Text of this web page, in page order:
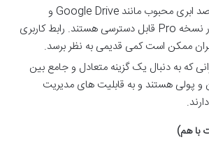
برخی مقاصد ابری محبوب مانند Google Drive و
OneDrive تنها در نسخه Pro قابل دسترسی هستند. رابط کاربری
ممکن است کمی قدیمی به نظر برسد.
که به دنبال یک گزینه متعادل و جامع بین
و پولی هستند و به قابلیت های مدیریت